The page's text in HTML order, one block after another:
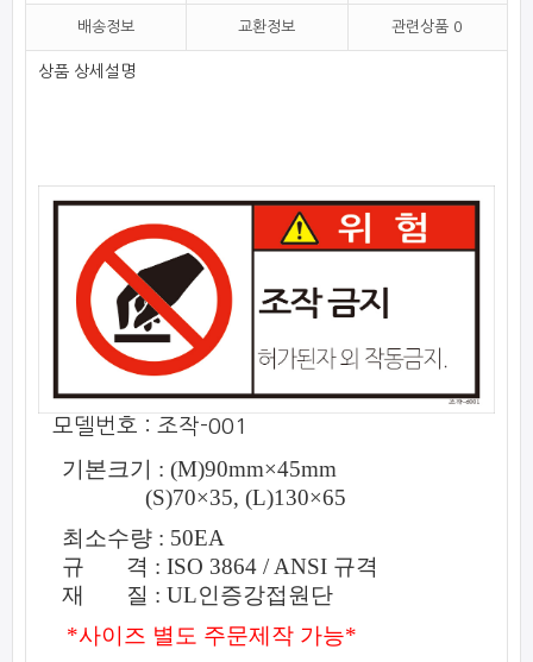
배송정보 교환정보 관련상품 0
상품 상세설명
모델번호 : 조작-001
기본크기 : (M)90mm×45mm
(S)70×35, (L)130×65
최소수량 : 50EA
규 격 : ISO 3864 / ANSI 규격
재 질 : UL인증강접원단
*사이즈 별도 주문제작 가능*